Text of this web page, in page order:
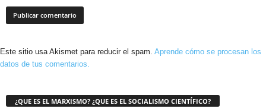
Este sitio usa Akismet para reducir el spam. Aprende cómo se procesan los
datos de tus comentarios.
¿QUE ES EL MARXISMO? ¿QUE ES EL SOCIALISMO CIENTÍFICO?